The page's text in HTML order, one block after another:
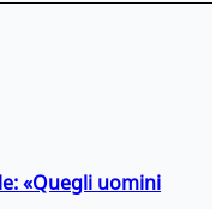
«Quegli uomini